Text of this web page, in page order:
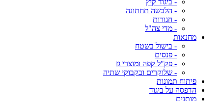
- ביגוד קיץ
- הלבשה תחתונה
- חגורות
- מדי צה"ל
מחנאות
- בישול בשטח
- פנסים
- פק"ל קפה ומוצרי גז
- שלוקרים ובקבוקי שתיה
פיתוח תמונות
הדפסה על ביגוד
מותגים